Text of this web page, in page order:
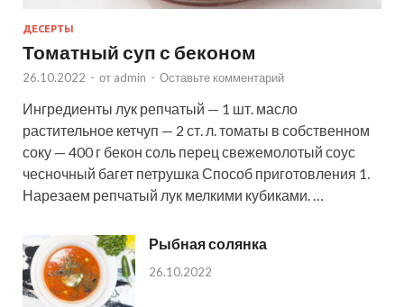
ДЕСЕРТЫ
Томатный суп с беконом
26.10.2022 - от admin - Оставьте комментарий
Ингредиенты лук репчатый — 1 шт. масло
растительное кетчуп — 2 ст. л. томаты в собственном
соку — 400 г бекон соль перец свежемолотый соус
чесночный багет петрушка Способ приготовления 1.
Нарезаем репчатый лук мелкими кубиками. …
Рыбная солянка
26.10.2022